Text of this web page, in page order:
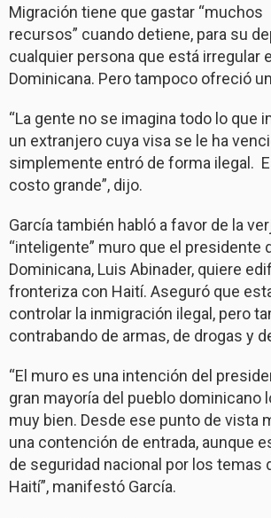
Migración tiene que gastar “muchos
recursos” cuando detiene, para su
cualquier persona que está irregular
Dominicana. Pero tampoco ofreció
“La gente no se imagina todo lo que
un extranjero cuya visa se le ha
simplemente entró de forma ilegal.
costo grande”, dijo.
García también habló a favor de la
“inteligente” muro que el presidente
Dominicana, Luis Abinader, quiere
fronteriza con Haití. Aseguró que
controlar la inmigración ilegal, pero
contrabando de armas, de drogas y
“El muro es una intención del
gran mayoría del pueblo dominicano
muy bien. Desde ese punto de vista
una contención de entrada, aunque
de seguridad nacional por los temas
Haití”, manifestó García.